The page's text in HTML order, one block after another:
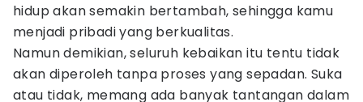
hidup akan semakin bertambah, sehingga kamu
menjadi pribadi yang berkualitas.
Namun demikian, seluruh kebaikan itu tentu tidak
akan diperoleh tanpa proses yang sepadan. Suka
atau tidak, memang ada banyak tantangan dalam